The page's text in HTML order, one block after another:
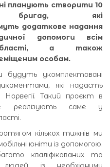
планують створити 10
бригад, які
додаткове надання
допомоги всім
а також
особам.
будуть укомплектовані
які надасть
Такий проєкт в
реалізують саме у
кількох тижнів ми
юніти із допомогою.
кваліфікованих та